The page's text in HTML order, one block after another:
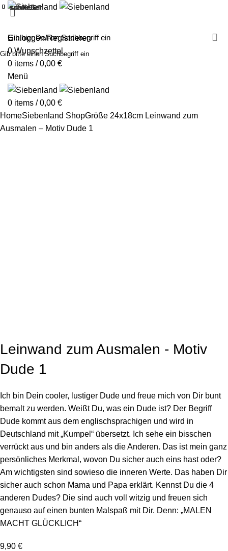
Einloggen/Registrieren
0Wunschzettel
0 items / 0,00 €
Menü
0 items / 0,00 €
HomeSiebenland ShopGröße 24x18cm Leinwand zum
Ausmalen – Motiv Dude 1
Leinwand zum Ausmalen - Motiv
Dude 1
Ich bin Dein cooler, lustiger Dude und freue mich von Dir bunt
bemalt zu werden. Weißt Du, was ein Dude ist? Der Begriff
Dude kommt aus dem englischsprachigen und wird in
Deutschland mit „Kumpel“ übersetzt. Ich sehe ein bisschen
verrückt aus und bin anders als die Anderen. Das ist mein ganz
persönliches Merkmal, wovon Du sicher auch eins hast oder?
Am wichtigsten sind sowieso die inneren Werte. Das haben Dir
sicher auch schon Mama und Papa erklärt. Kennst Du die 4
anderen Dudes? Die sind auch voll witzig und freuen sich
genauso auf einen bunten Malspaß mit Dir. Denn: „MALEN
MACHT GLÜCKLICH“
9,90 €
schließen
schließen
schließen
schließen
schließen
schließen
schließen
schließen
schließen
schließen
schließen
schließen
schließen
schließen
schließen
schließen
schließen
schließen
Gib bitte einen Suchbegriff ein